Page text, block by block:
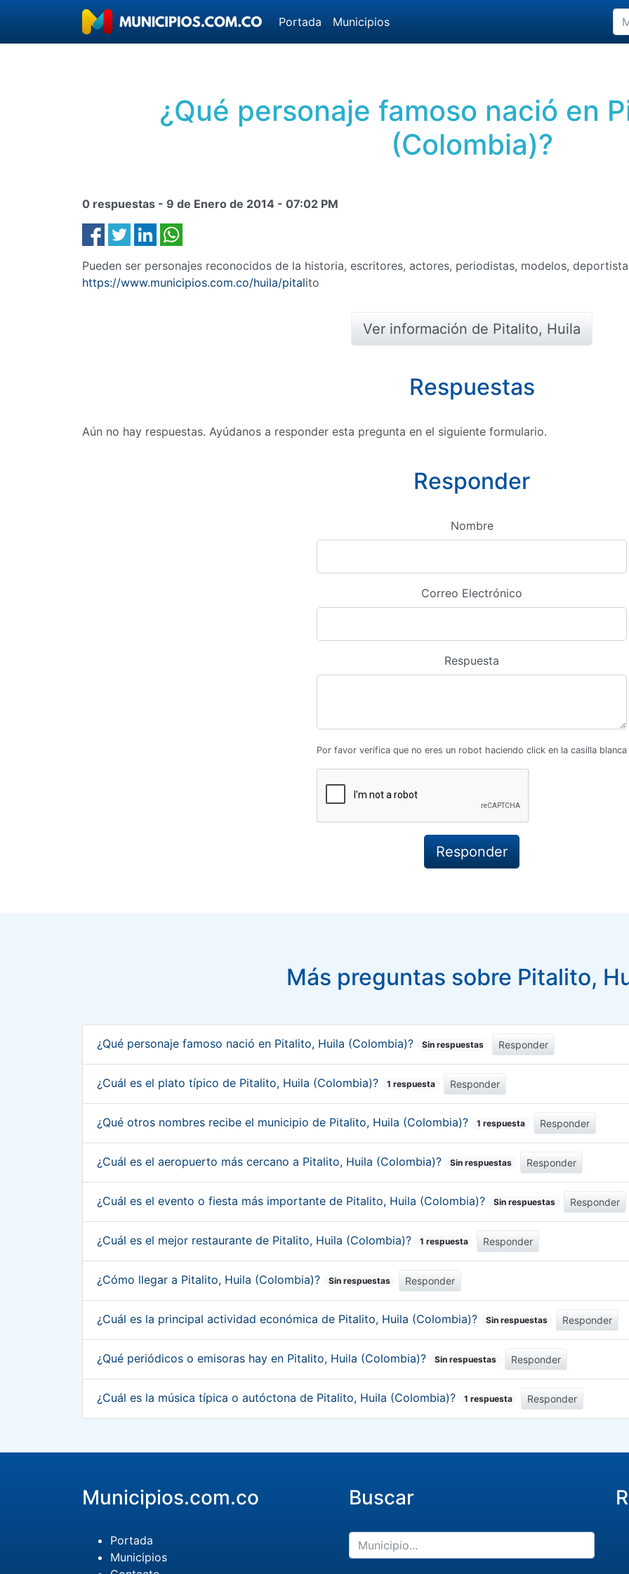
Portada Municipios
¿Qué personaje famoso nació en
(Colombia)?
0 respuestas - 9 de Enero de 2014 - 07:02 PM
Pueden ser personajes reconocidos de la historia, escritores, actores, periodistas, modelos,
https://www.municipios.com.co/huila/pitalito
Ver información de Pitalito, Huila
Respuestas
Aún no hay respuestas. Ayúdanos a responder esta pregunta en el siguiente formulario.
Responder
Nombre
Correo Electrónico
Respuesta
Por favor verifica que no eres un robot haciendo click en la casilla blanca
Más preguntas sobre Pitalito,
¿Qué personaje famoso nació en Pitalito, Huila (Colombia)? Sin respuestas Responder
¿Cuál es el plato típico de Pitalito, Huila (Colombia)? 1 respuesta Responder
¿Qué otros nombres recibe el municipio de Pitalito, Huila (Colombia)? 1 respuesta Responder
¿Cuál es el aeropuerto más cercano a Pitalito, Huila (Colombia)? Sin respuestas Responder
¿Cuál es el evento o fiesta más importante de Pitalito, Huila (Colombia)? Sin respuestas Responder
¿Cuál es el mejor restaurante de Pitalito, Huila (Colombia)? 1 respuesta Responder
¿Cómo llegar a Pitalito, Huila (Colombia)? Sin respuestas Responder
¿Cuál es la principal actividad económica de Pitalito, Huila (Colombia)? Sin respuestas Responder
¿Qué periódicos o emisoras hay en Pitalito, Huila (Colombia)? Sin respuestas Responder
¿Cuál es la música típica o autóctona de Pitalito, Huila (Colombia)? 1 respuesta Responder
Municipios.com.co
Portada
Municipios
Buscar